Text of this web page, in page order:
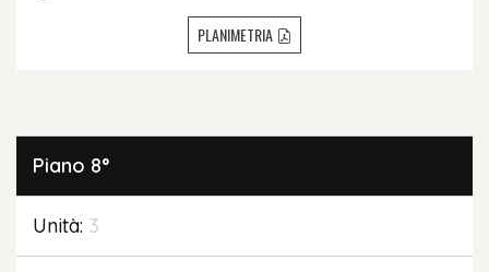
PLANIMETRIA
Piano 8°
Unità: 3